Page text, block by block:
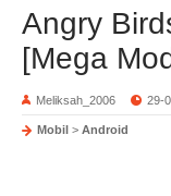
Angry
[Mega
Meliksah_2006 29-
Mobil > Android